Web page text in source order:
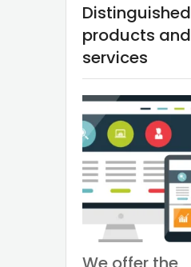
Distinguished
products and
services